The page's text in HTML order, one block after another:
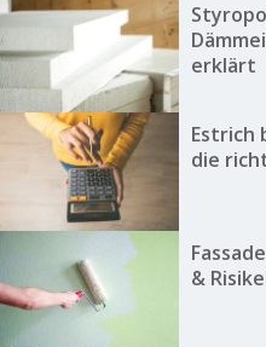
erklärt
Estrich
die
&